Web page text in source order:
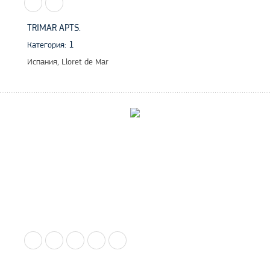
TRIMAR APTS.
Категория: 1
Испания, Lloret de Mar